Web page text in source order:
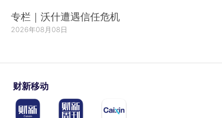
专栏｜沃什遭遇信任危机
2026年08月08日
财新移动